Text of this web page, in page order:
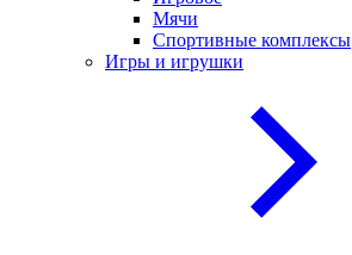
Мячи
Спортивные комплексы
Игры и игрушки